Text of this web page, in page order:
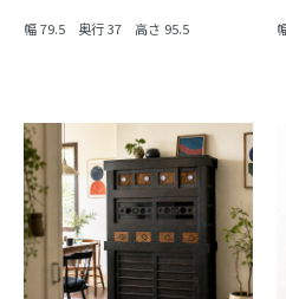
幅 79.5 奥行 37 高さ 95.5